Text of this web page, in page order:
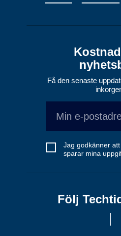
Få den senaste
Jag godkänner
sparar mina
Följ